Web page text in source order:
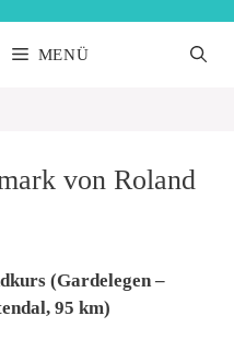
MENÜ
von Roland
(Gardelegen –
95 km)